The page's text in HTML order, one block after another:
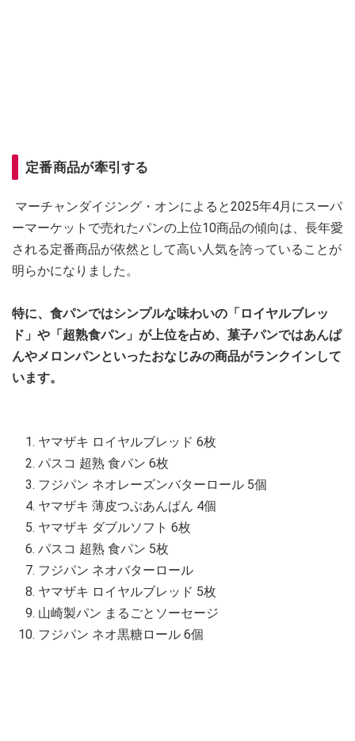
定番商品が牽引する
マーチャンダイジング・オンによると2025年4月にスーパ
ーマーケットで売れたパンの上位10商品の傾向は、長年愛
される定番商品が依然として高い人気を誇っていることが
明らかになりました。
特に、食パンではシンプルな味わいの「ロイヤルブレッ
ド」や「超熟食パン」が上位を占め、菓子パンではあんぱ
んやメロンパンといったおなじみの商品がランクインして
います。
ヤマザキ ロイヤルブレッド 6枚
パスコ 超熟 食パン 6枚
フジパン ネオレーズンバターロール 5個
ヤマザキ 薄皮つぶあんぱん 4個
ヤマザキ ダブルソフト 6枚
パスコ 超熟 食パン 5枚
フジパン ネオバターロール
ヤマザキ ロイヤルブレッド 5枚
山崎製パン まるごとソーセージ
フジパン ネオ黒糖ロール 6個